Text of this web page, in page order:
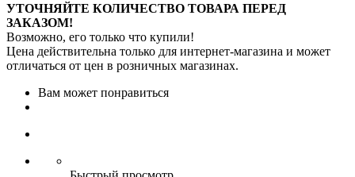
УТОЧНЯЙТЕ КОЛИЧЕСТВО ТОВАРА ПЕРЕД
ЗАКАЗОМ!
Возможно, его только что купили!
Цена действительна только для интернет-магазина и может
отличаться от цен в розничных магазинах.
Вам может понравиться